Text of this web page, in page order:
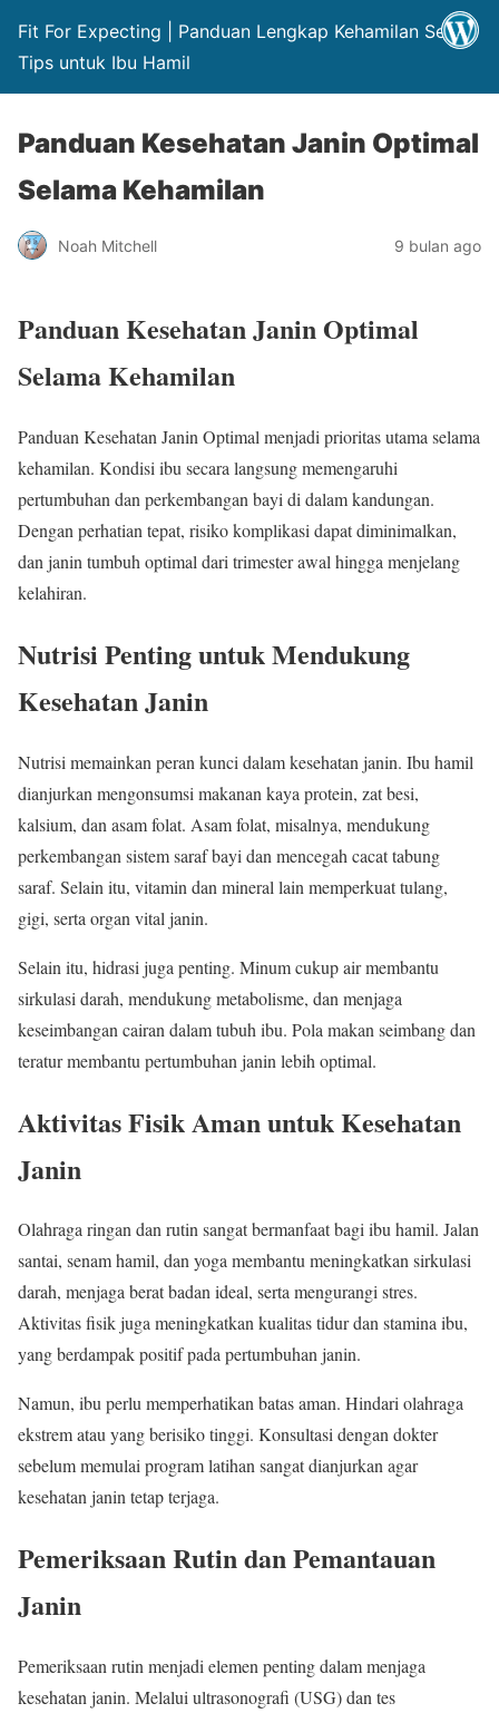
Fit For Expecting | Panduan Lengkap Kehamilan Sehat
Tips untuk Ibu Hamil
Panduan Kesehatan Janin Optimal
Selama Kehamilan
Noah Mitchell 9 bulan ago
Panduan Kesehatan Janin Optimal
Selama Kehamilan
Panduan Kesehatan Janin Optimal menjadi prioritas utama selama
kehamilan. Kondisi ibu secara langsung memengaruhi
pertumbuhan dan perkembangan bayi di dalam kandungan.
Dengan perhatian tepat, risiko komplikasi dapat diminimalkan,
dan janin tumbuh optimal dari trimester awal hingga menjelang
kelahiran.
Nutrisi Penting untuk Mendukung
Kesehatan Janin
Nutrisi memainkan peran kunci dalam kesehatan janin. Ibu hamil
dianjurkan mengonsumsi makanan kaya protein, zat besi,
kalsium, dan asam folat. Asam folat, misalnya, mendukung
perkembangan sistem saraf bayi dan mencegah cacat tabung
saraf. Selain itu, vitamin dan mineral lain memperkuat tulang,
gigi, serta organ vital janin.
Selain itu, hidrasi juga penting. Minum cukup air membantu
sirkulasi darah, mendukung metabolisme, dan menjaga
keseimbangan cairan dalam tubuh ibu. Pola makan seimbang dan
teratur membantu pertumbuhan janin lebih optimal.
Aktivitas Fisik Aman untuk Kesehatan
Janin
Olahraga ringan dan rutin sangat bermanfaat bagi ibu hamil. Jalan
santai, senam hamil, dan yoga membantu meningkatkan sirkulasi
darah, menjaga berat badan ideal, serta mengurangi stres.
Aktivitas fisik juga meningkatkan kualitas tidur dan stamina ibu,
yang berdampak positif pada pertumbuhan janin.
Namun, ibu perlu memperhatikan batas aman. Hindari olahraga
ekstrem atau yang berisiko tinggi. Konsultasi dengan dokter
sebelum memulai program latihan sangat dianjurkan agar
kesehatan janin tetap terjaga.
Pemeriksaan Rutin dan Pemantauan
Janin
Pemeriksaan rutin menjadi elemen penting dalam menjaga
kesehatan janin. Melalui ultrasonografi (USG) dan tes